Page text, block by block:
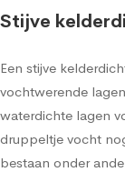
Stijve
Een stijve
vochtwerende
waterdichte lagen
druppeltje vocht
bestaan onder